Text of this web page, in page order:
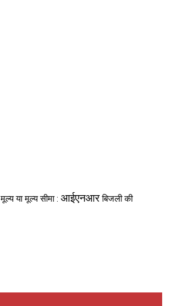
मूल्य या मूल्य सीमा : आईएनआर बिजली की